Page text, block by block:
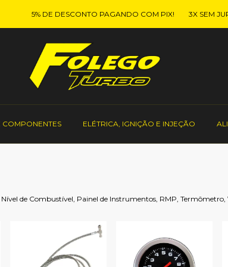
5% DE DESCONTO PAGANDO COM PIX! 3X SEM JUROS
COMPONENTES ELÉTRICA, IGNIÇÃO E INJEÇÃO
de Combustível, Painel de Instrumentos, RMP, Termômetro,